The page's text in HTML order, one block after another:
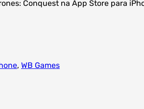
Conquest na App Store para
, WB Games